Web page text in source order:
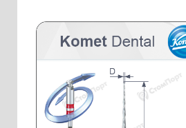
Наконечники и переходники